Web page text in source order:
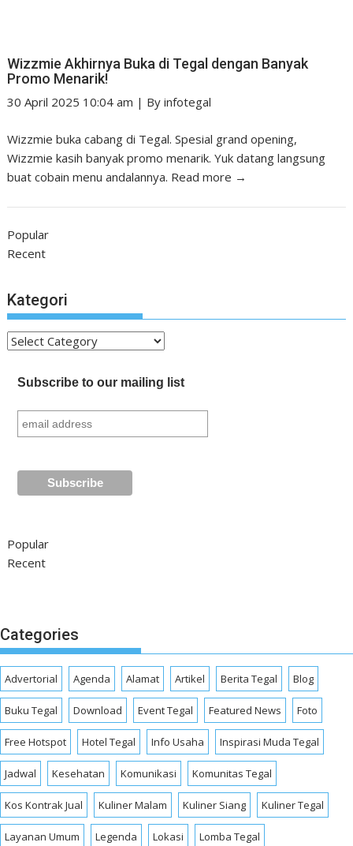
Wizzmie Akhirnya Buka di Tegal dengan Banyak
Promo Menarik!
30 April 2025 10:04 am | Byinfotegal
Wizzmie buka cabang di Tegal. Spesial grand opening,
Wizzmie kasih banyak promo menarik. Yuk datang langsung
buat cobain menu andalannya. Read more →
Popular
Recent
Kategori
Kategori
Subscribe to our mailing list
Popular
Recent
Categories
Advertorial Agenda Alamat Artikel Berita Tegal Blog
Buku Tegal Download Event Tegal Featured News Foto
Free Hotspot Hotel Tegal Info Usaha Inspirasi Muda Tegal
Jadwal Kesehatan Komunikasi Komunitas Tegal
Kos Kontrak Jual Kuliner Malam Kuliner Siang Kuliner Tegal
Layanan Umum Legenda Lokasi Lomba Tegal